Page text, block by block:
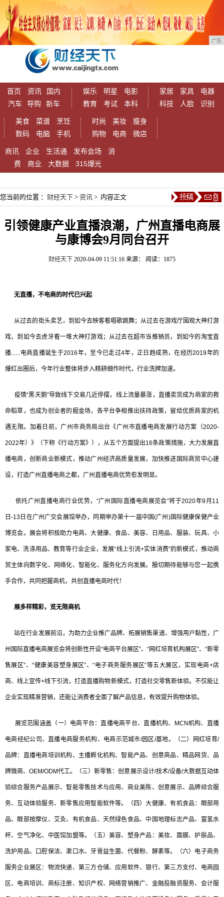
广告
首页 资讯
国内
汽车
导购 新车
娱乐 明星
电影
教育
考试 本科
家居 家具
电器
科技
人脸 识别
美食 菜谱
烹饪
数码
电脑 手机
时尚 美妆
瘦身
购物
电商 微店
商讯 企业 生活通 发布会场
消
费
商业 大数据 315爆光
您当前的位置 ： 财经天下 > 资讯 > 内容正文
引领健康产业直播浪潮，广州直播电商展
与康博会9月同台召开
财经天下 2020-04-09 11:51:16 来源： 阅读：1875
无直播，不电商的时代已兴起
从过去的街头卖艺，到如今去映客看唱歌跳舞；从过去在游戏厅围观大神打游
戏，到如今去虎牙看一堆大神打游戏；从过去在超市当推销员，到如今的淘宝直
播......电商直播诞生于2016年，至今已走过4年，正日趋成熟，在经历2019年的
爆红出圈后，今年行业整体将步入精耕细作时代，行业洗牌加速。
疫情“黑天鹅”导致线下交易几近停摆，线上流量暴涨，直播卖货成为商家的救
命稻草，也成为创业者的掘金场，各平台争相推出扶持政策，留给优质商家的机
遇无限。加着日前，广州市商务局出台《广州市直播电商发展行动方案（2020-
2022年）》（下称《行动方案》），从五个方面提出16条政策措施，大力发展直
播电商，创新商业新模式，推动广州经济高质量发展，加快推进国际商贸中心建
设，打造广州直播电商之都，广州直播电商优势愈发明显。
依托广州直播电商行业优势，“广州国际直播电商展览会”将于2020年9月11
日-13日在广州广交会展馆举办，同期举办第十一届中国(广州)国际健康保健产业
博览会。展会将积极助力电商、大健康、食品、美容、日用品、服装、玩具、小
家电、洗涤用品、教育等行业企业，发展“线上引流+实体消费”的新模式，推动商
贸主体向数字化、网络化、智能化、服务化方向发展。殷切期待能够与您一起携
手合作，共同把握商机，共创直播电商时代！
展多样精彩，览无限商机
站在行业发展前沿，为助力企业推广品牌、拓展销售渠道、增强用户黏性，广
州国际直播电商展览会将创新性开设“电商平台展区”、“网红培育机构展区”、“新零
售展区”、“健康美容塑身展区”、“电子商务服务展区”等五大展区，实现电商+店
商、线上宣传+线下引流，打造直播购物新模式，打造社交零售新体验。不仅能让
企业实现精准营销，还能让消费者全面了解产品信息，有效提升购物体验。
展览范围涵盖（一）电商平台：直播电商平台、直播机构、MCN机构、直播
电商经纪公司、直播电商服务机构、电商示范城市/园区/基地。（二）网红培育/
品牌：直播电商培训机构、主播孵化机构、智能产品、创意商品、精品网货、品
牌微商、OEM/ODM代工。（三）新零售：创意展示设计/技术/设备/大数据互动体
验综合服务产品展示、智能零售技术与应用、商业美陈、创意展示、品牌综合服
务、互动体验服务、新零售应用智能软件等。（四）大健康、有机食品：眼部用
品、眼部按摩仪、艾灸、有机食品、天然绿色食品、中国地理标志产品、富氢水
杯、空气净化、中医馆加盟等。（五）美容、塑身产品：美妆、面膜、护肤品、
洗护用品、口腔保洁、漱口水、牙膏益生菌、代餐粉、酵素等。（六）电子商务
服务企业展区：物流快递、第三方仓储、应用软件、银行、第三方支付、电商园
区、电商培训、商标注册、知识产权、网络营销推广、金融投融资服务、会计服